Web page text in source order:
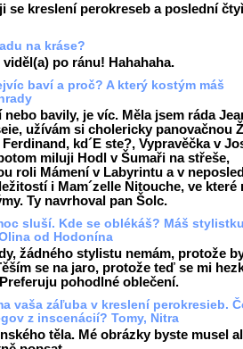
se kreslení perokreseb a poslední
na kráse?
po ránu! Hahahaha.
baví a proč? A který kostým máš
bavily, je víc. Měla jsem ráda
užívám si cholericky panovačnou
kd´E ste?, Vypravěčka v
miluji Hodl v Šumaři na střeše,
roli Mámení v Labyrintu a v
i Mam´zelle Nitouche, ve které
Ty navrhoval pan Šolc.
sluší. Kde se oblékáš? Máš
od Hodonína
žádného stylistu nemám, protože
se na jaro, protože teď se mi
pohodlné oblečení.
vaša záľuba v kreslení perokresieb.
z inscenácií? Tomy, Nitra
těla. Mé obrázky byste musel